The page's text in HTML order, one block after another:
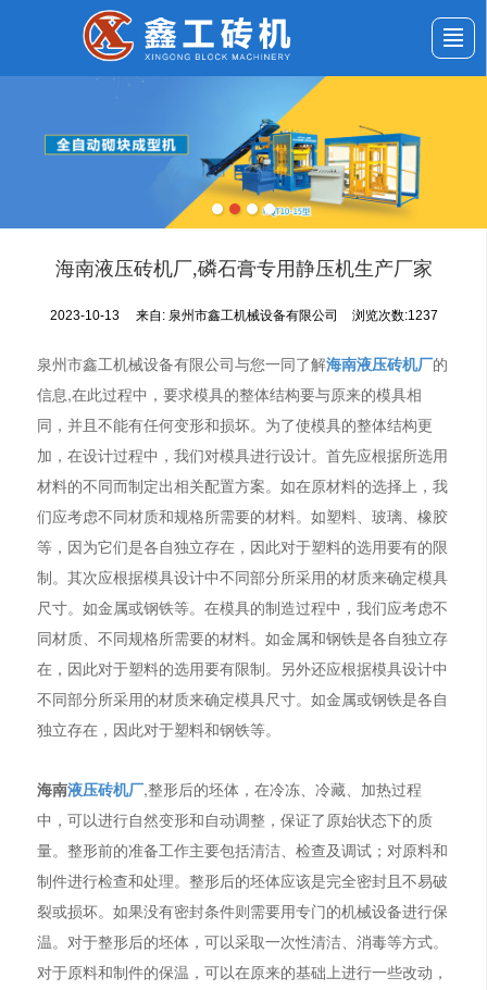
海南液压砖机厂,磷石膏专用静压机生产厂家
2023-10-13 来自: 泉州市鑫工机械设备有限公司 浏览次数:1237
泉州市鑫工机械设备有限公司与您一同了解海南液压砖机厂的
信息,在此过程中，要求模具的整体结构要与原来的模具相
同，并且不能有任何变形和损坏。为了使模具的整体结构更
加，在设计过程中，我们对模具进行设计。首先应根据所选用
材料的不同而制定出相关配置方案。如在原材料的选择上，我
们应考虑不同材质和规格所需要的材料。如塑料、玻璃、橡胶
等，因为它们是各自独立存在，因此对于塑料的选用要有的限
制。其次应根据模具设计中不同部分所采用的材质来确定模具
尺寸。如金属或钢铁等。在模具的制造过程中，我们应考虑不
同材质、不同规格所需要的材料。如金属和钢铁是各自独立存
在，因此对于塑料的选用要有限制。另外还应根据模具设计中
不同部分所采用的材质来确定模具尺寸。如金属或钢铁是各自
独立存在，因此对于塑料和钢铁等。
海南液压砖机厂,整形后的坯体，在冷冻、冷藏、加热过程
中，可以进行自然变形和自动调整，保证了原始状态下的质
量。整形前的准备工作主要包括清洁、检查及调试；对原料和
制件进行检查和处理。整形后的坯体应该是完全密封且不易破
裂或损坏。如果没有密封条件则需要用专门的机械设备进行保
温。对于整形后的坯体，可以采取一次性清洁、消毒等方式。
对于原料和制件的保温，可以在原来的基础上进行一些改动，